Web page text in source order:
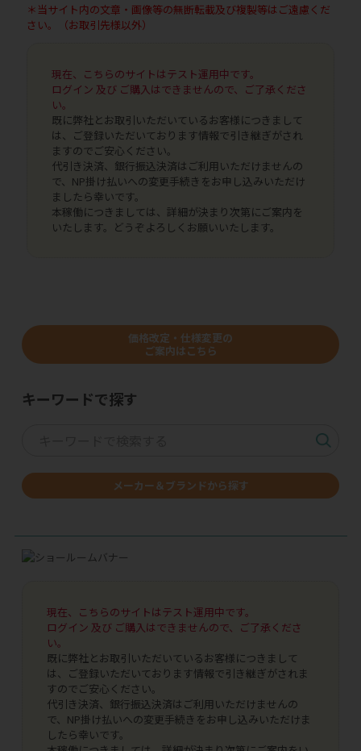
＊当サイト内の文章・画像等の無断転載及び複製等はご遠慮くだ
さい。（お取引先様以外）
現在、こちらのサイトはテスト運用中です。
ログイン 及び ご購入はできませんので、ご了承くださ
い。
既に弊社とお取引いただいているお客様につきまして
は、ご登録いただいております情報で引き継ぎがされ
ますのでご安心ください。
代引き決済、銀行振込決済はご利用いただけませんの
で、NP掛け払いへの変更手続きをお申し込みいただけ
ましたら幸いです。
本稼働につきましては、詳細が決まり次第にご案内を
いたします。どうぞよろしくお願いいたします。
価格改定・仕様変更の
ご案内はこちら
キーワードで探す
メーカー＆ブランドから探す
現在、こちらのサイトはテスト運用中です。
ログイン 及び ご購入はできませんので、ご了承くださ
い。
既に弊社とお取引いただいているお客様につきまして
は、ご登録いただいております情報で引き継ぎがされま
すのでご安心ください。
代引き決済、銀行振込決済はご利用いただけませんの
で、NP掛け払いへの変更手続きをお申し込みいただけま
したら幸いです。